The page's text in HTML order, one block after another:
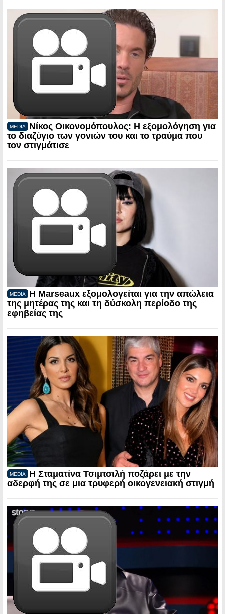
MEDIA
Νίκος Οικονομόπουλος: Η εξομολόγηση για
το διαζύγιο των γονιών του και το τραύμα που
τον στιγμάτισε
MEDIA
Η Marseaux εξομολογείται για την απώλεια
της μητέρας της και τη δύσκολη περίοδο της
εφηβείας της
MEDIA
Η Σταματίνα Τσιμτσιλή ποζάρει με την
αδερφή της σε μια τρυφερή οικογενειακή στιγμή